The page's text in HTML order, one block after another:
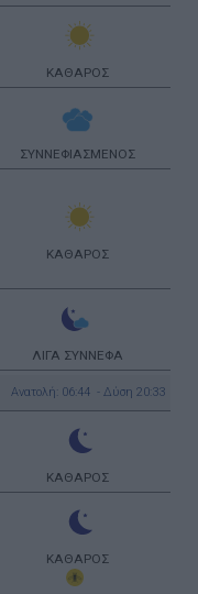
ΚΑΘΑΡΟΣ
ΣΥΝΝΕΦΙΑΣΜΕΝΟΣ
ΚΑΘΑΡΟΣ
ΛΙΓΑ ΣΥΝΝΕΦΑ
Ανατολή: 06:44 - Δύση 20:33
ΚΑΘΑΡΟΣ
ΚΑΘΑΡΟΣ